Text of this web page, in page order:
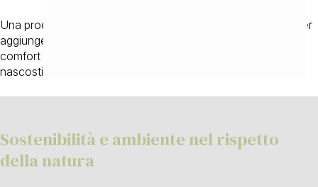
Una produzione artigianale lontana dalle logiche industriali per
aggiungere alle creazioni più
comfort e lunga durata nel tempo anche per i dettagli più
nascosti.
Sostenibilità e ambiente nel rispetto
della natura